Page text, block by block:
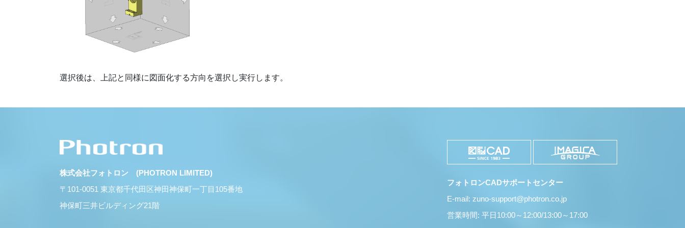
選択後は、上記と同様に図面化する方向を選択し実行します。
株式会社フォトロン (PHOTRON LIMITED)
〒101-0051 東京都千代田区神田神保町一丁目105番地
神保町三井ビルディング21階
フォトロンCADサポートセンター
E-mail: zuno-support@photron.co.jp
営業時間: 平日10:00～12:00/13:00～17:00